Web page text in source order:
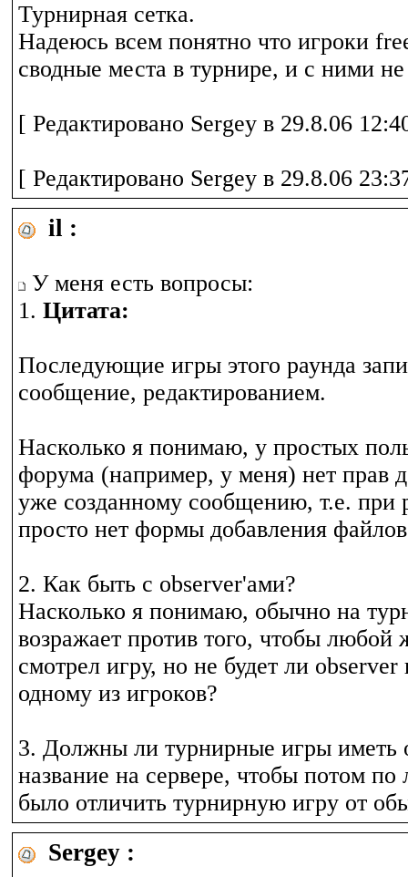
Турнирная сетка.
Надеюсь всем понятно что игроки
сводные места в турнире, и с ними не
[ Редактировано Sergey в 29.8.06
[ Редактировано Sergey в 29.8.06
il :
У меня есть вопросы:
1. Цитата:
Последующие игры этого раунда
сообщение, редактированием.
Насколько я понимаю, у простых
форума (например, у меня) нет прав
уже созданному сообщению, т.е. при
просто нет формы добавления
2. Как быть с observer'ами?
Насколько я понимаю, обычно на
возражает против того, чтобы
смотрел игру, но не будет ли observer
одному из игроков?
3. Должны ли турнирные игры иметь
название на сервере, чтобы потом
было отличить турнирную игру от
Sergey :